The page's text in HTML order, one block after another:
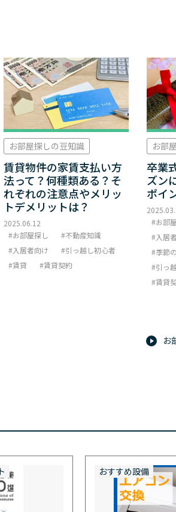
お部屋探しの豆知識
賃貸物件の家賃支払い方
法って？何種類ある？そ
れぞれの注意点やメリッ
トデメリットは？
2025.06.12
お部屋探し
不動産知識
入居者向け
引っ越し初心者
賃貸
賃貸契約
お部
卒業
ズン
ポイ
お部
入居
季節
引っ
賃貸
お
おすすめ設備